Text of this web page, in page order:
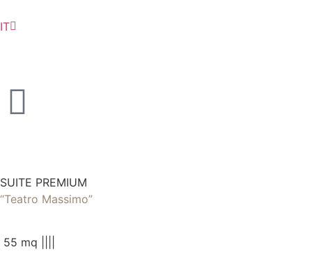
IT
EN
SUITE PREMIUM
“Teatro Massimo”
55 mq |